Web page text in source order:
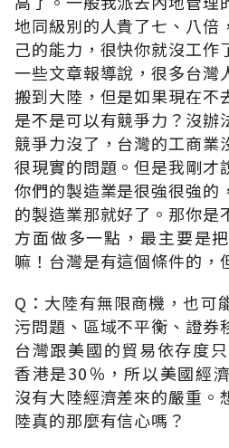
地同級別的人貴了七、八倍
己的能力，很快你就沒工作
一些文章報導說，很多台灣
搬到大陸，但是如果現在不
是不是可以有競爭力？沒辦
競爭力沒了，台灣的工商業
很現實的問題。但是我剛才
你們的製造業是很強很強的
的製造業那就好了。那你是
方面做多一點，最主要是
嘛！台灣是有這個條件的，
Q：大陸有無限商機，也可
污問題、區域不平衡、證券
台灣跟美國的貿易依存度
香港是30％，所以美國經
沒有大陸經濟差來的嚴重。
陸真的那麼有信心嗎？